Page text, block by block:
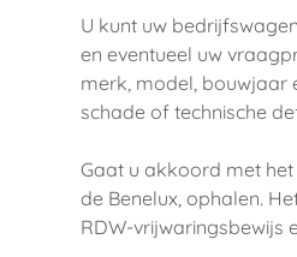
U kunt uw
en eventueel uw
merk, model, bouwjaar
schade of technische
Gaat u akkoord met
de Benelux, ophalen.
RDW-vrijwaringsbewijs